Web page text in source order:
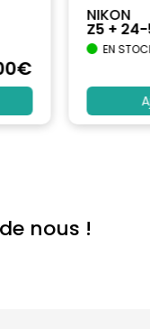
€
NIKON
Z5 +
EN
nous !